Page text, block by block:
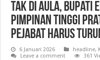
Tak di Aula, Bupati
Pimpinan Tinggi
Pejabat Harus
6 Januari 2026 headline,
Leave a comment
361